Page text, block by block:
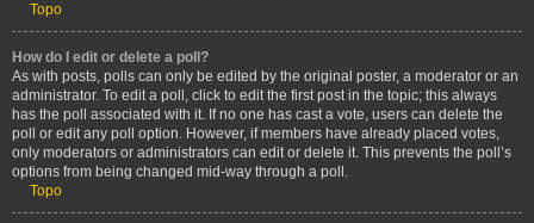
Topo
How do I edit or delete a poll?
As with posts, polls can only be edited by the original poster, a moderator or an
administrator. To edit a poll, click to edit the first post in the topic; this always
has the poll associated with it. If no one has cast a vote, users can delete the
poll or edit any poll option. However, if members have already placed votes,
only moderators or administrators can edit or delete it. This prevents the poll’s
options from being changed mid-way through a poll.
Topo